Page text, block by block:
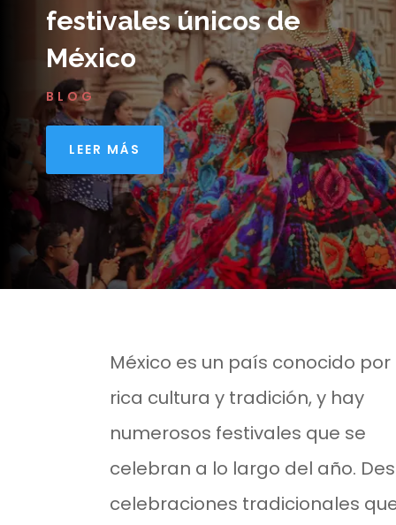
festivales únicos de
México
BLOG
LEER MÁS
México es un país conocido por
rica cultura y tradición, y hay
numerosos festivales que se
celebran a lo largo del año.
celebraciones tradicionales